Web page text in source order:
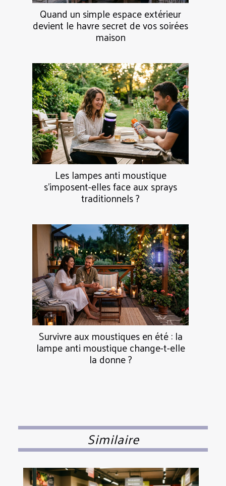
Quand un simple espace extérieur
devient le havre secret de vos soirées
maison
Les lampes anti moustique
s’imposent-elles face aux sprays
traditionnels ?
Survivre aux moustiques en été : la
lampe anti moustique change-t-elle
la donne ?
Similaire